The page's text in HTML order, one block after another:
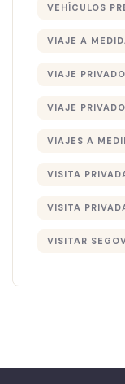
VEHÍCULOS
VIAJE A
VIAJE
VIAJE
VIAJES A
VISITA
VISITA
VISITAR